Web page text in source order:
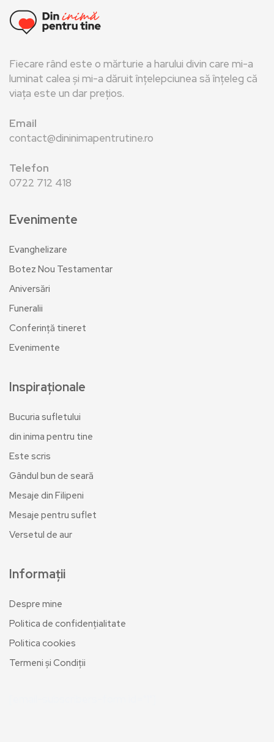
Fiecare rând este o mărturie a harului divin care mi-a
luminat calea și mi-a dăruit înțelepciunea să înțeleg că
viața este un dar prețios.
Email
contact@dininimapentrutine.ro
Telefon
0722 712 418
Evenimente
Evanghelizare
Botez Nou Testamentar
Aniversări
Funeralii
Conferință tineret
Evenimente
Inspiraționale
Bucuria sufletului
din inima pentru tine
Este scris
Gândul bun de seară
Mesaje din Filipeni
Mesaje pentru suflet
Versetul de aur
Informații
Despre mine
Politica de confidențialitate
Politica cookies
Termeni și Condiții